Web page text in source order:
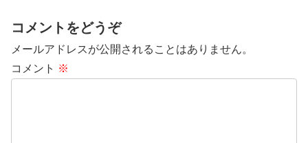
コメントをどうぞ
メールアドレスが公開されることはありません。
コメント ※